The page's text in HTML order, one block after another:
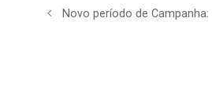
Novo período de